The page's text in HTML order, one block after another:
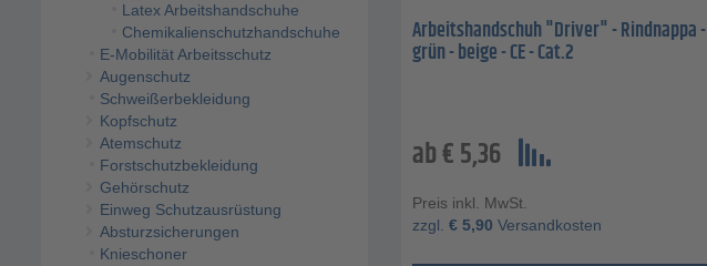
Latex Arbeitshandschuhe
Chemikalienschutzhandschuhe
E-Mobilität Arbeitsschutz
Augenschutz
Schweißerbekleidung
Kopfschutz
Atemschutz
Forstschutzbekleidung
Gehörschutz
Einweg Schutzausrüstung
Absturzsicherungen
Knieschoner
Arbeitshandschuh "Driver" - Rindnappa -
grün - beige - CE - Cat.2
ab€5,36
Preis inkl. MwSt.
zzgl. € 5,90 Versandkosten